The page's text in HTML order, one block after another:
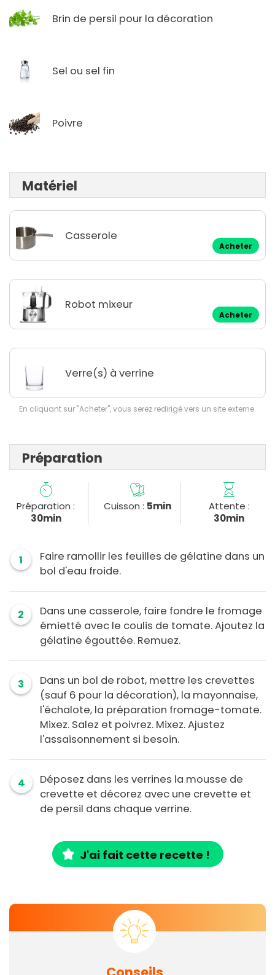
Brin de persil pour la décoration
Sel ou sel fin
Poivre
Matériel
Casserole
Acheter
Robot mixeur
Acheter
Verre(s) à verrine
En cliquant sur "Acheter", vous serez redirigé vers un site externe.
Préparation
Préparation :
30min
Cuisson : 5min
Attente :
30min
1
Faire ramollir les feuilles de gélatine dans un
bol d'eau froide.
2
Dans une casserole, faire fondre le fromage
émietté avec le coulis de tomate. Ajoutez la
gélatine égouttée. Remuez.
3
Dans un bol de robot, mettre les crevettes
(sauf 6 pour la décoration), la mayonnaise,
l'échalote, la préparation fromage-tomate.
Mixez. Salez et poivrez. Mixez. Ajustez
l'assaisonnement si besoin.
4
Déposez dans les verrines la mousse de
crevette et décorez avec une crevette et
de persil dans chaque verrine.
J'ai fait cette recette !